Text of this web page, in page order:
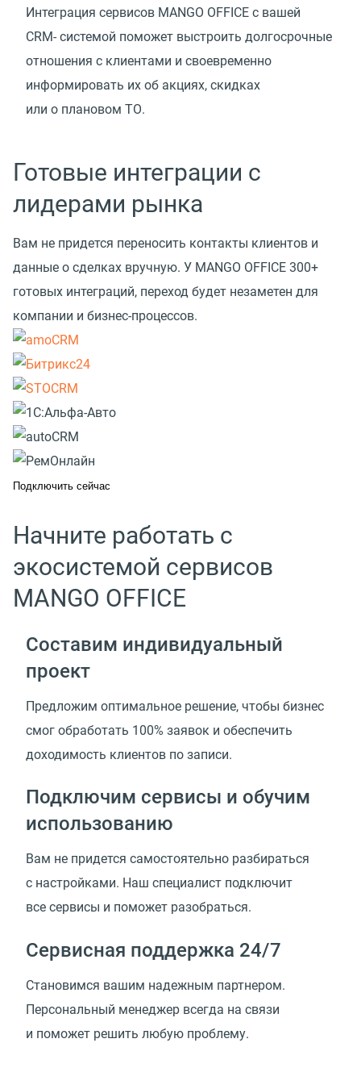
Интеграция сервисов MANGO OFFICE с вашей
CRM- системой поможет выстроить долгосрочные
отношения с клиентами и своевременно
информировать их об акциях, скидках
или о плановом ТО.
Готовые интеграции с
лидерами рынка
Вам не придется переносить контакты клиентов и
данные о сделках вручную. У MANGO OFFICE 300+
готовых интеграций, переход будет незаметен для
компании и бизнес-процессов.
Подключить сейчас
Начните работать с
экосистемой сервисов
MANGO OFFICE
Составим индивидуальный
проект
Предложим оптимальное решение, чтобы бизнес
смог обработать 100% заявок и обеспечить
доходимость клиентов по записи.
Подключим сервисы и обучим
использованию
Вам не придется самостоятельно разбираться
с настройками. Наш специалист подключит
все сервисы и поможет разобраться.
Сервисная поддержка 24/7
Cтановимся вашим надежным партнером.
Персональный менеджер всегда на связи
и поможет решить любую проблему.